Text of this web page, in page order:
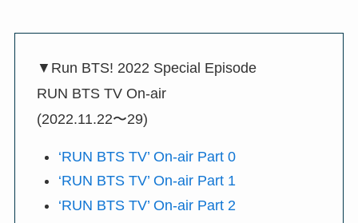
▼Run BTS! 2022 Special Episode
RUN BTS TV On-air
(2022.11.22〜29)
‘RUN BTS TV’ On-air Part 0
‘RUN BTS TV’ On-air Part 1
‘RUN BTS TV’ On-air Part 2